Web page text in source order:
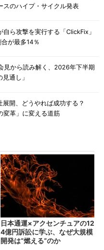
スのハイプ・サイクル発表
ら攻撃を実行する「ClickFix」
が最多14％
見から読み解く、2026年下半期
通し」
展開、どうやれば成功する？
変革」に変える道筋
日本通運×アクセンチュアの12
4億円訴訟に学ぶ、なぜ大規模
開発は“燃える”のか